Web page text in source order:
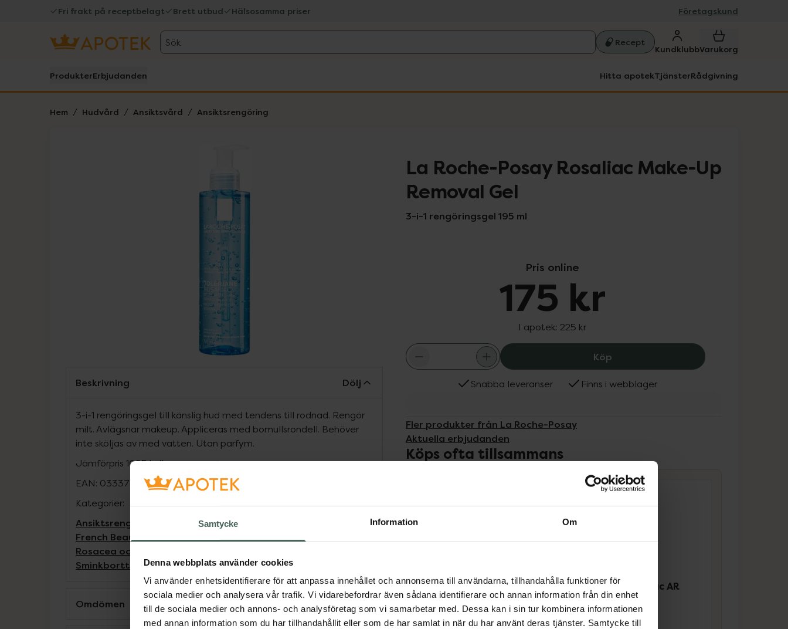
Samtycke Information Om
Denna webbplats använder cookies
Vi använder enhetsidentifierare för att anpassa innehållet och annonserna till användarna, tillhandahålla funktioner för
sociala medier och analysera vår trafik. Vi vidarebefordrar även sådana identifierare och annan information från din enhet
till de sociala medier och annons- och analysföretag som vi samarbetar med. Dessa kan i sin tur kombinera informationen
med annan information som du har tillhandahållit eller som de har samlat in när du har använt deras tjänster. Samtycke till
Fri frakt på receptbelagt Brett utbud Hälsosamma priser Företagskund
Sök Recept
KundklubbVarukorg
ProdukterErbjudanden Hitta apotekTjänsterRådgivning
Hem Hudvård Ansiktsvård Ansiktsrengöring
La Roche-Posay Rosaliac Make-Up
Removal Gel
3-i-1 rengöringsgel 195 ml
Pris online
175 kr
I apotek: 225 kr
Köp La Roche-Posay Rosaliac Make-Up
Snabba leveranser Finns i webblager
Fler produkter från La Roche-Posay
Aktuella erbjudanden
Köps ofta tillsammans
Rosaliac Make-Up
Removal Gel
3-i-1 rengöringsgel 195 ml
Toleriane Rosaliac AR
SPF 30
Ansiktskräm 50 ml
Beskrivning Dölj
3-i-1 rengöringsgel till känslig hud med tendens till rodnad. Rengör
milt. Avlägsnar makeup. Appliceras med bomullsrondell. Behöver
inte sköljas av med vatten. Utan parfym.
Jämförpris 1095 kr/l
EAN: 03337872420269
Kategorier:
Ansiktsrengöring AnsiktsvårdDermatologisk hudvård
French BeautyHudbesvärHudbesvärHudvård
Rosacea och rodnad
SminkborttagningTorr hudTorr hud
Omdömen Visa